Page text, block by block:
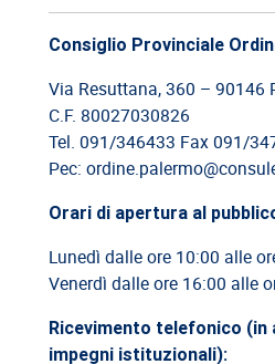
09/06/2026
Cassazione: legittimità del
03/06/2026
Cassazione: rischi relativi alla
Consiglio Provinciale
Via Resuttana, 360 – 90146
C.F. 80027030826
Tel. 091/346433 Fax 091/
Pec:
Orari di apertura al
Lunedì dalle ore 10:00 alle
Venerdì dalle ore 16:00 alle
Ricevimento telefonico (in
impegni istituzionali):